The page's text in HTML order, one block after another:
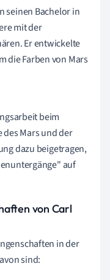
seinen Bachelor in
mit der
Er entwickelte
die Farben von Mars
beim
Mars und der
dazu beigetragen,
auf
von Carl
in der
sind: